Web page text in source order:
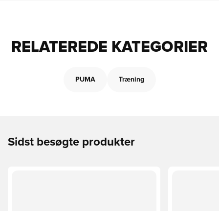
RELATEREDE KATEGORIER
PUMA Træning
Sidst besøgte produkter